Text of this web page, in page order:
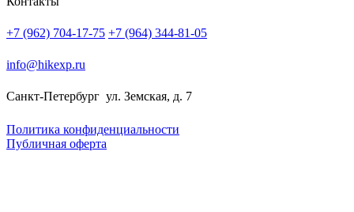
+7 (962) 704-17-75 +7 (964) 344-81-05
info@hikexp.ru
Санкт-Петербург ул. Земская, д. 7
Политика конфиденциальности
Публичная оферта